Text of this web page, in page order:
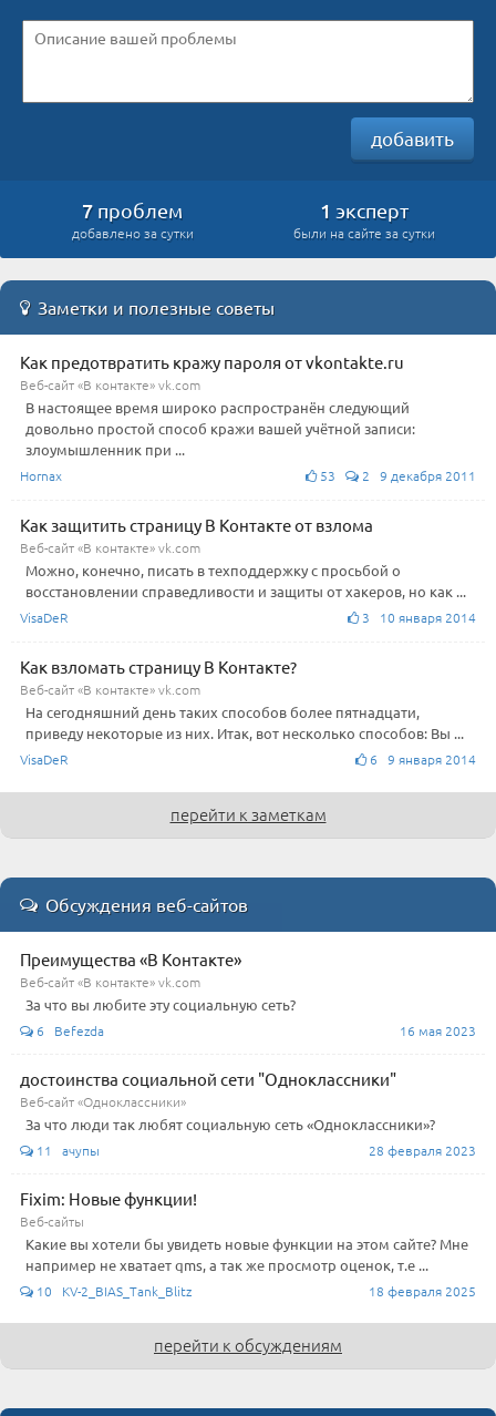
добавить
7 проблем
добавлено за сутки
1 эксперт
были на сайте за сутки
Заметки и полезные советы
Как предотвратить кражу пароля от vkontakte.ru
Веб-сайт «В контакте» vk.com
В настоящее время широко распространён следующий
довольно простой способ кражи вашей учётной записи:
злоумышленник при ...
Hornax 53 2 9 декабря 2011
Как защитить страницу В Контакте от взлома
Веб-сайт «В контакте» vk.com
Можно, конечно, писать в техподдержку с просьбой о
восстановлении справедливости и защиты от хакеров, но как ...
VisaDeR 3 10 января 2014
Как взломать страницу В Контакте?
Веб-сайт «В контакте» vk.com
На сегодняшний день таких способов более пятнадцати,
приведу некоторые из них. Итак, вот несколько способов: Вы ...
VisaDeR 6 9 января 2014
перейти к заметкам
Обсуждения веб-сайтов
Преимущества «В Контакте»
Веб-сайт «В контакте» vk.com
За что вы любите эту социальную сеть?
6 Befezda 16 мая 2023
достоинства социальной сети "Одноклассники"
Веб-сайт «Одноклассники»
За что люди так любят социальную сеть «Одноклассники»?
11 ачупы 28 февраля 2023
Fixim: Новые функции!
Веб-сайты
Какие вы хотели бы увидеть новые функции на этом сайте? Мне
например не хватает qms, а так же просмотр оценок, т.е ...
10 KV-2_BIAS_Tank_Blitz 18 февраля 2025
перейти к обсуждениям